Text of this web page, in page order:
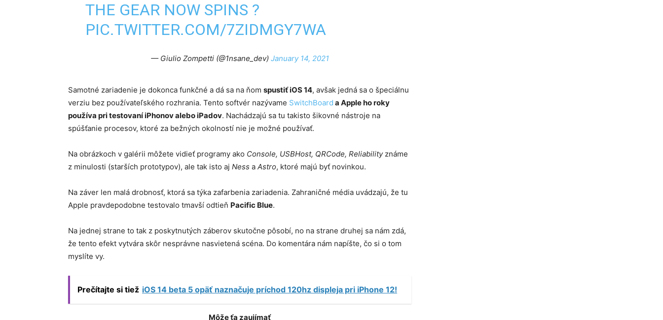
THE GEAR NOW SPINS ?
PIC.TWITTER.COM/7ZIDMGY7WA
— Giulio Zompetti (@1nsane_dev) January 14, 2021
Samotné zariadenie je dokonca funkčné a dá sa na ňom spustiť iOS 14, avšak jedná sa o špeciálnu
verziu bez používateľského rozhrania. Tento softvér nazývame SwitchBoard a Apple ho roky
používa pri testovaní iPhonov alebo iPadov. Nachádzajú sa tu takisto šikovné nástroje na
spúšťanie procesov, ktoré za bežných okolností nie je možné používať.
Na obrázkoch v galérii môžete vidieť programy ako Console, USBHost, QRCode, Reliabilityznáme
z minulosti (starších prototypov), ale tak isto aj Ness a Astro, ktoré majú byť novinkou.
Na záver len malá drobnosť, ktorá sa týka zafarbenia zariadenia. Zahraničné média uvádzajú, že tu
Apple pravdepodobne testovalo tmavší odtieň Pacific Blue.
Na jednej strane to tak z poskytnutých záberov skutočne pôsobí, no na strane druhej sa nám zdá,
že tento efekt vytvára skôr nesprávne nasvietená scéna. Do komentára nám napíšte, čo si o tom
myslíte vy.
Prečítajte si tiež iOS 14 beta 5 opäť naznačuje príchod 120hz displeja pri iPhone 12!
Môže ťa zaujímať